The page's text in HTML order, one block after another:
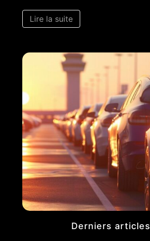
Lire la suite
Derniers articles